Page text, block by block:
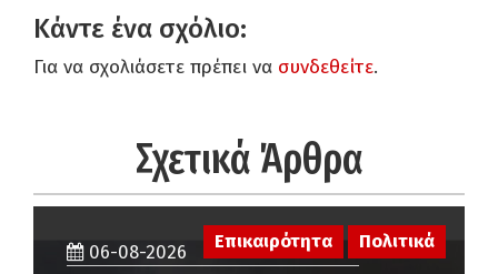
Κάντε ένα σχόλιο:
Για να σχολιάσετε πρέπει να συνδεθείτε.
Σχετικά Άρθρα
Επικαιρότητα Πολιτικά
06-08-2026